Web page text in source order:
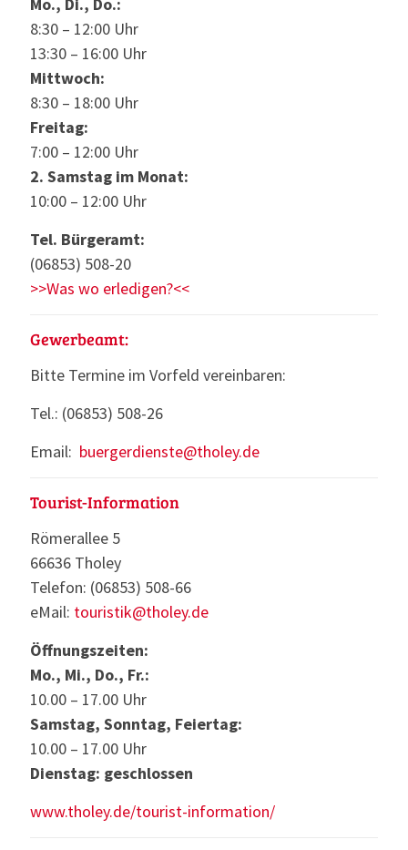
Mo., Di., Do.:
8:30 – 12:00 Uhr
13:30 – 16:00 Uhr
Mittwoch:
8:30 – 18:00 Uhr
Freitag:
7:00 – 12:00 Uhr
2. Samstag im Monat:
10:00 – 12:00 Uhr
Tel. Bürgeramt:
(06853) 508-20
>>Was wo erledigen?<<
Gewerbeamt:
Bitte Termine im Vorfeld vereinbaren:
Tel.: (06853) 508-26
Email: buergerdienste@tholey.de
Tourist-Information
Römerallee 5
66636 Tholey
Telefon: (06853) 508-66
eMail: touristik@tholey.de
Öffnungszeiten:
Mo., Mi., Do., Fr.:
10.00 – 17.00 Uhr
Samstag, Sonntag, Feiertag:
10.00 – 17.00 Uhr
Dienstag: geschlossen
www.tholey.de/tourist-information/